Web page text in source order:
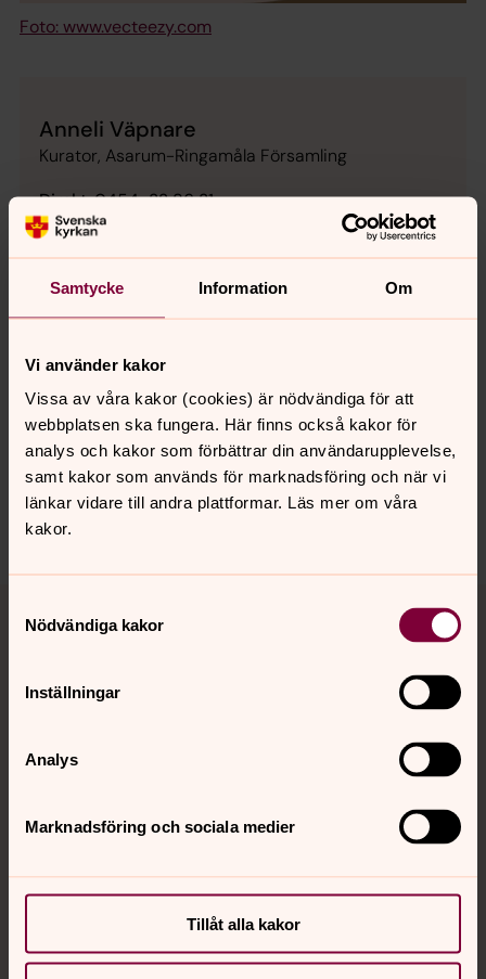
Samtycke Information Om
Vi använder kakor
Vissa av våra kakor (cookies) är nödvändiga för att
webbplatsen ska fungera. Här finns också kakor för
analys och kakor som förbättrar din användarupplevelse,
samt kakor som används för marknadsföring och när vi
länkar vidare till andra plattformar. Läs mer om våra
kakor.
Nödvändiga kakor
Inställningar
Analys
Marknadsföring och sociala medier
Tillåt alla kakor
Foto: www.vecteezy.com
Anneli Väpnare
Kurator, Asarum-Ringamåla Församling
Direkt:0454-32 86 31
E-post:anneli.vapnare@svenskakyrkan.se
Senast ändrad 30 juli 2026
Synpunkter eller frågor på sidans
innehåll?
asarum-ringamala.forsamling@svenskakyrkan.se
Dela
Kontakt
Sociala kanaler